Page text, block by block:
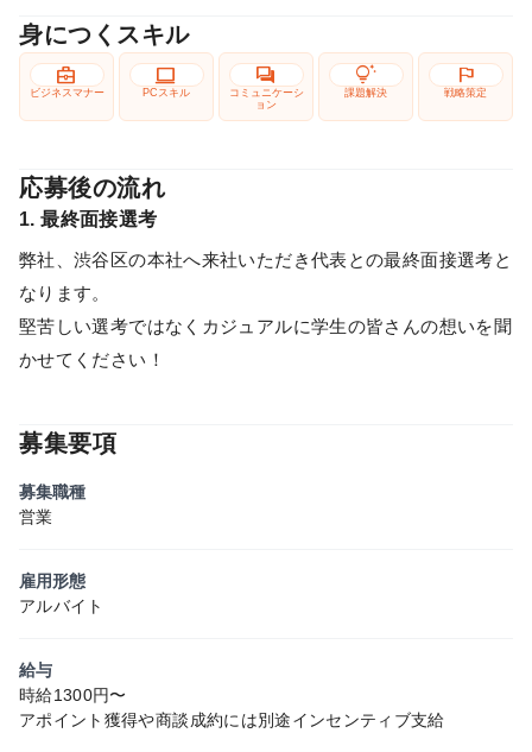
身につくスキル
business_center
ビジネスマナー
computer
PCスキル
forum
コミュニケーシ
ョン
tips_and_updates
課題解決
flag
戦略策定
応募後の流れ
1. 最終面接選考
弊社、渋谷区の本社へ来社いただき代表との最終面接選考と
なります。
堅苦しい選考ではなくカジュアルに学生の皆さんの想いを聞
かせてください！
募集要項
募集職種
営業
雇用形態
アルバイト
給与
時給1300円〜
アポイント獲得や商談成約には別途インセンティブ支給